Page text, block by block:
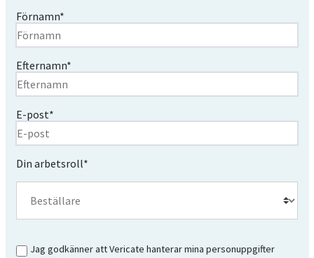
Förnamn*
Efternamn*
E-post*
Din arbetsroll*
Jag godkänner att Vericate hanterar mina personuppgifter